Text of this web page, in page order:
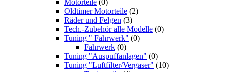
Motorteile (0)
Oldtimer Motorteile (2)
Räder und Felgen (3)
Tech.-Zubehör alle Modelle (0)
Tuning " Fahrwerk" (0)
Fahrwerk (0)
Tuning "Auspuffanlagen" (0)
Tuning "Luftfilter/Vergaser" (10)